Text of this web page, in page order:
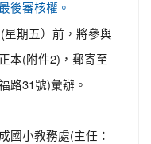
後審核權。
星期五）前，將參與
本(附件2)，郵寄至
路31號)彙辦。
國小教務處(主任：